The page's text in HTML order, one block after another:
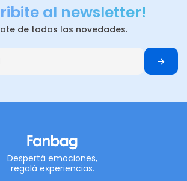
al newsletter!
de todas las novedades.
Despertá emociones,
regalá experiencias.